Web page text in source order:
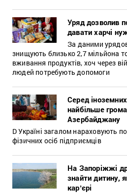
Уряд дозволив
давати харчі
За даними
знищують близько 2,7 мільйона
вживання продуктів, хоч через
людей потребують допомоги
Серед
найбільше
Азербайджану
D Україні загалом нараховують
фізичних осіб підприємців
На Запоріжжі
знайти дитину,
карʼєрі